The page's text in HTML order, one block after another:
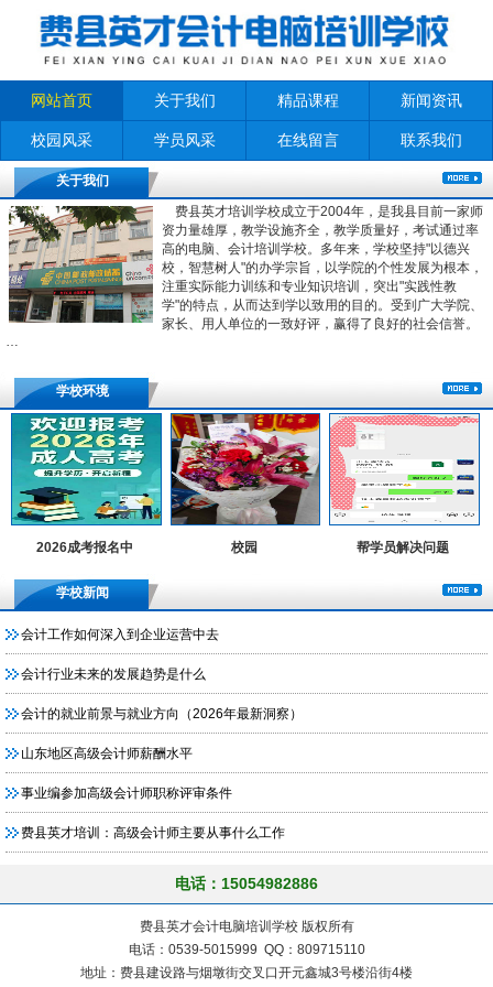
网站首页 关于我们 精品课程 新闻资讯
校园风采 学员风采 在线留言 联系我们
关于我们
费县英才培训学校成立于2004年，是我县目前一家师
资力量雄厚，教学设施齐全，教学质量好，考试通过率
高的电脑、会计培训学校。多年来，学校坚持"以德兴
校，智慧树人"的办学宗旨，以学院的个性发展为根本，
注重实际能力训练和专业知识培训，突出"实践性教
学"的特点，从而达到学以致用的目的。受到广大学院、
家长、用人单位的一致好评，赢得了良好的社会信誉。
…
学校环境
2026成考报名中 校园 帮学员解决问题
学校新闻
会计工作如何深入到企业运营中去
会计行业未来的发展趋势是什么
会计的就业前景与就业方向（2026年最新洞察）
山东地区高级会计师薪酬水平
事业编参加高级会计师职称评审条件
费县英才培训：高级会计师主要从事什么工作
电话：15054982886
费县英才会计电脑培训学校 版权所有
电话：0539-5015999 QQ：809715110
地址：费县建设路与烟墩街交叉口开元鑫城3号楼沿街4楼